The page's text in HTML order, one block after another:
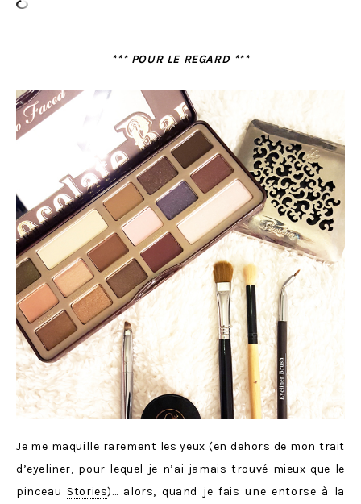
*** POUR LE REGARD ***
Je me maquille rarement les yeux (en dehors de mon trait
d’eyeliner, pour lequel je n’ai jamais trouvé mieux que le
pinceau Stories)… alors, quand je fais une entorse à la